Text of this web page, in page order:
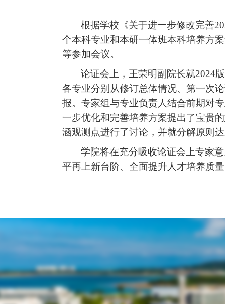
根据学校《关于进一步修改完善
个本科专业和本研一体班本科培养方
等参加会议。
论证会上，王荣明副院长就2024
各专业分别从修订总体情况、第一次
报。专家组与专业负责人结合前期对
一步优化和完善培养方案提出了宝贵
涵观测点进行了讨论，并就分解原则
学院将在充分吸收论证会上专家
平再上新台阶、全面提升人才培养质